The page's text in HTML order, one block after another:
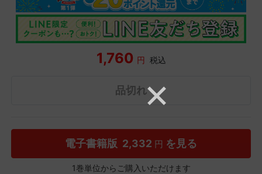
1,760 円 税込
品切れ
電子書籍版 2,332 円 を見る
1巻単位からご購入いただけます